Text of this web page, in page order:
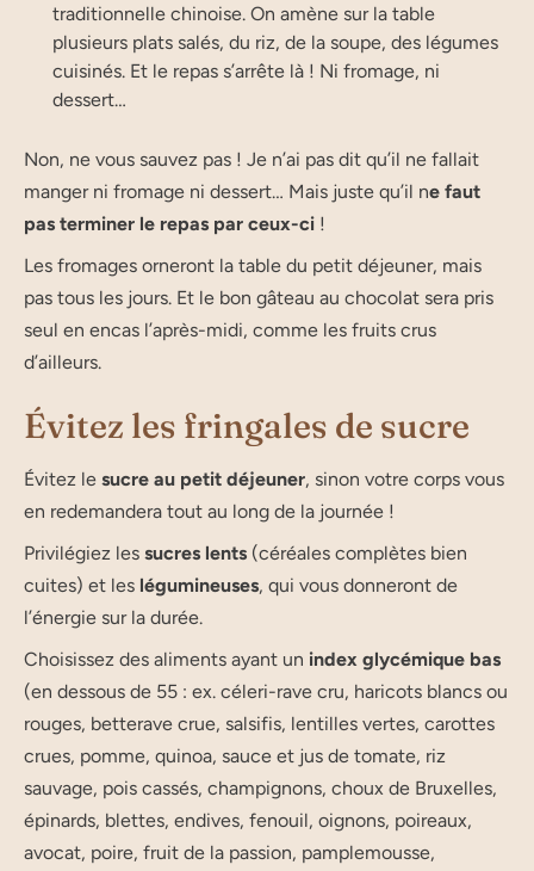
traditionnelle chinoise. On amène sur la table
plusieurs plats salés, du riz, de la soupe, des légumes
cuisinés. Et le repas s’arrête là ! Ni fromage, ni
dessert…
Non, ne vous sauvez pas ! Je n’ai pas dit qu’il ne fallait
manger ni fromage ni dessert… Mais juste qu’il ne faut
pas terminer le repas par ceux-ci !
Les fromages orneront la table du petit déjeuner, mais
pas tous les jours. Et le bon gâteau au chocolat sera pris
seul en encas l’après-midi, comme les fruits crus
d’ailleurs.
Évitez les fringales de sucre
Évitez le sucre au petit déjeuner, sinon votre corps vous
en redemandera tout au long de la journée !
Privilégiez les sucres lents (céréales complètes bien
cuites) et les légumineuses, qui vous donneront de
l’énergie sur la durée.
Choisissez des aliments ayant un index glycémique bas
(en dessous de 55 : ex. céleri-rave cru, haricots blancs ou
rouges, betterave crue, salsifis, lentilles vertes, carottes
crues, pomme, quinoa, sauce et jus de tomate, riz
sauvage, pois cassés, champignons, choux de Bruxelles,
épinards, blettes, endives, fenouil, oignons, poireaux,
avocat, poire, fruit de la passion, pamplemousse,